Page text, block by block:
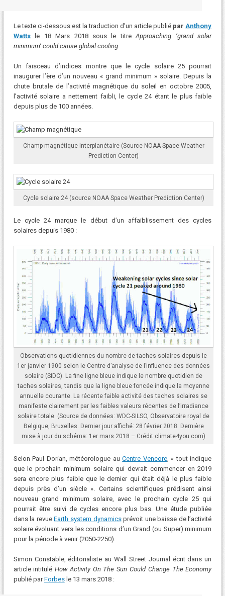
Le texte ci-dessous est la traduction d’un article publié parAnthony
Watts
le 18 Mars 2018 sous le titreApproaching ‘grand solar
minimum’ could cause global cooling.
Un faisceau d’indices montre que le cycle solaire 25 pourrait
inaugurer l’ère d’un nouveau « grand minimum » solaire. Depuis la
chute brutale de l’activité magnétique du soleil en octobre 2005,
l’activité solaire a nettement faibli, le cycle 24 étant le plus faible
depuis plus de 100 années.
Champ magnétique Interplanétaire (Source NOAA Space Weather
Prediction Center)
Cycle solaire 24 (source NOAA Space Weather Prediction Center)
Le cycle 24 marque le début d’un affaiblissement des cycles
solaires depuis 1980 :
Observations quotidiennes du nombre de taches solaires depuis le
1er janvier 1900 selon le Centre d’analyse de l’influence des données
solaire (SIDC). La fine ligne bleue indique le nombre quotidien de
taches solaires, tandis que la ligne bleue foncée indique la moyenne
annuelle courante. La récente faible activité des taches solaires se
manifeste clairement par les faibles valeurs récentes de l’irradiance
solaire totale. (Source de données: WDC-SILSO, Observatoire royal de
Belgique, Bruxelles. Dernier jour affiché: 28 février 2018. Dernière
mise à jour du schéma: 1er mars 2018 – Crédit climate4you.com)
Selon Paul Dorian, météorologue auCentre Vencore, « tout indique
que le prochain minimum solaire qui devrait commencer en 2019
sera encore plus faible que le dernier qui était déjà le plus faible
depuis près d’un siècle ». Certains scientifiques prédisent ainsi
nouveau grand minimum solaire, avec le prochain cycle 25 qui
pourrait être suivi de cycles encore plus bas. Une étude publiée
dans la revueEarth system dynamicsprévoit une baisse de l’activité
solaire évoluant vers les conditions d’un Grand (ou Super) minimum
pour la période à venir (2050-2250).
Simon Constable, éditorialiste au Wall Street Journal écrit dans un
article intituléHow Activity On The Sun Could Change The Economy
publié parForbesle 13 mars 2018 :